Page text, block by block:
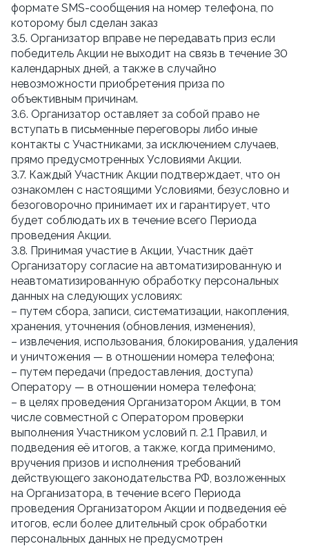
формате SMS-сообщения на номер телефона, по
которому был сделан заказ
3.5. Организатор вправе не передавать приз если
победитель Акции не выходит на связь в течение 30
календарных дней, а также в случайно
невозможности приобретения приза по
объективным причинам.
3.6. Организатор оставляет за собой право не
вступать в письменные переговоры либо иные
контакты с Участниками, за исключением случаев,
прямо предусмотренных Условиями Акции.
3.7. Каждый Участник Акции подтверждает, что он
ознакомлен с настоящими Условиями, безусловно и
безоговорочно принимает их и гарантирует, что
будет соблюдать их в течение всего Периода
проведения Акции.
3.8. Принимая участие в Акции, Участник даёт
Организатору согласие на автоматизированную и
неавтоматизированную обработку персональных
данных на следующих условиях:
– путем сбора, записи, систематизации, накопления,
хранения, уточнения (обновления, изменения),
– извлечения, использования, блокирования, удаления
и уничтожения — в отношении номера телефона;
– путем передачи (предоставления, доступа)
Оператору — в отношении номера телефона;
– в целях проведения Организатором Акции, в том
числе совместной с Оператором проверки
выполнения Участником условий п. 2.1 Правил, и
подведения её итогов, а также, когда применимо,
вручения призов и исполнения требований
действующего законодательства РФ, возложенных
на Организатора, в течение всего Периода
проведения Организатором Акции и подведения её
итогов, если более длительный срок обработки
персональных данных не предусмотрен